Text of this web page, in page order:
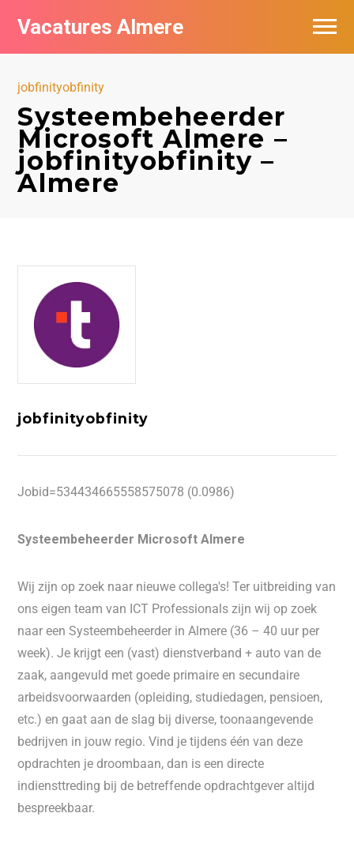
Vacatures Almere
jobfinityobfinity
Systeembeheerder
Microsoft Almere –
jobfinityobfinity –
Almere
jobfinityobfinity
Jobid=534434665558575078 (0.0986)
Systeembeheerder Microsoft Almere
Wij zijn op zoek naar nieuwe collega's! Ter uitbreiding van
ons eigen team van ICT Professionals zijn wij op zoek
naar een Systeembeheerder in Almere (36 – 40 uur per
week). Je krijgt een (vast) dienstverband + auto van de
zaak, aangevuld met goede primaire en secundaire
arbeidsvoorwaarden (opleiding, studiedagen, pensioen,
etc.) en gaat aan de slag bij diverse, toonaangevende
bedrijven in jouw regio. Vind je tijdens één van deze
opdrachten je droombaan, dan is een directe
indiensttreding bij de betreffende opdrachtgever altijd
bespreekbaar.
Vacatures per bedrijf
De populairste vacatures in Almere
Nieuwsbrief feed